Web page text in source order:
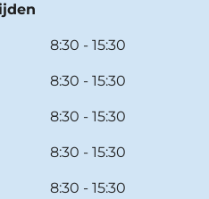
8:30 - 15:30
8:30 - 15:30
8:30 - 15:30
8:30 - 15:30
8:30 - 15:30